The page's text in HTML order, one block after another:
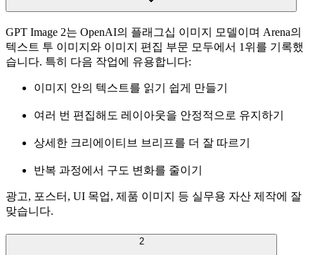
GPT Image 2는 OpenAI의 플래그십 이미지 모델이며 Arena의
텍스트 투 이미지와 이미지 편집 부문 모두에서 1위를 기록했
습니다. 특히 다음 작업에 유용합니다:
이미지 안의 텍스트를 읽기 쉽게 만들기
여러 번 편집해도 레이아웃을 안정적으로 유지하기
상세한 크리에이티브 브리프를 더 잘 따르기
반복 과정에서 구도 변화를 줄이기
광고, 포스터, UI 목업, 제품 이미지 등 실무용 자산 제작에 잘
맞습니다.
2